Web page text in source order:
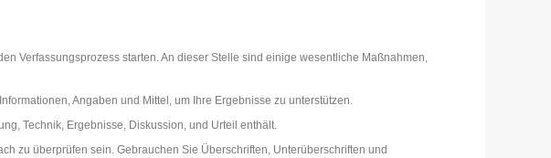
Verfassungsprozess starten. An dieser Stelle sind einige wesentliche Maßnahmen,
Angaben und Mittel, um Ihre Ergebnisse zu unterstützen.
Technik, Ergebnisse, Diskussion, und Urteil enthält.
zu überprüfen sein. Gebrauchen Sie Überschriften, Unterüberschriften und